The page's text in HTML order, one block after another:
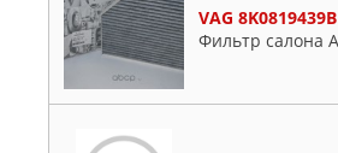
VAG 8K0819439B
Фильтр салона